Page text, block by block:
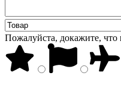
Пожалуйста, докажите, что